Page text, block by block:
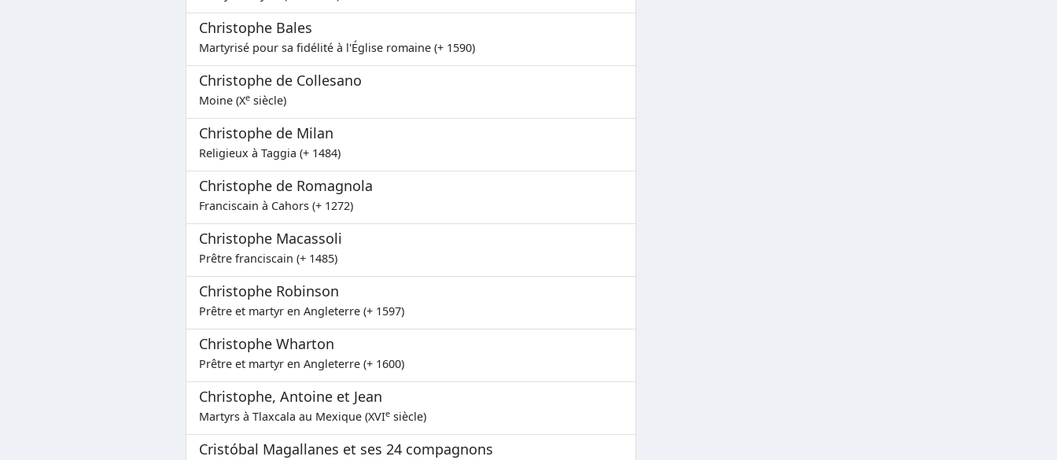
Christophe Bales
Martyrisé pour sa fidélité à l'Église romaine (+ 1590)
Christophe de Collesano
Moine (Xe siècle)
Christophe de Milan
Religieux à Taggia (+ 1484)
Christophe de Romagnola
Franciscain à Cahors (+ 1272)
Christophe Macassoli
Prêtre franciscain (+ 1485)
Christophe Robinson
Prêtre et martyr en Angleterre (+ 1597)
Christophe Wharton
Prêtre et martyr en Angleterre (+ 1600)
Christophe, Antoine et Jean
Martyrs à Tlaxcala au Mexique (XVIe siècle)
Cristóbal Magallanes et ses 24 compagnons